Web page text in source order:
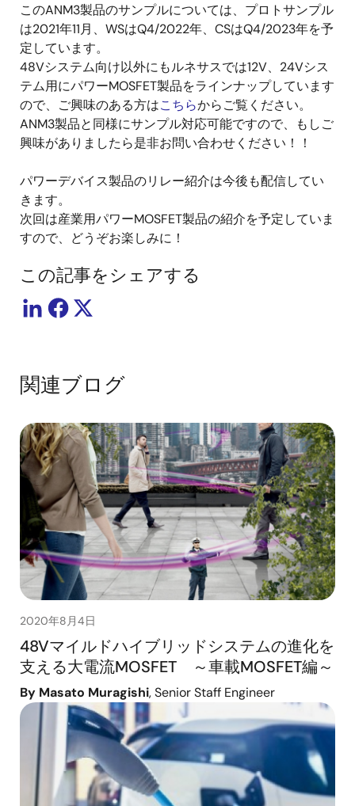
このANM3製品のサンプルについては、プロトサンプル
は2021年11月、WSはQ4/2022年、CSはQ4/2023年を予
定しています。
48Vシステム向け以外にもルネサスでは12V、24Vシス
テム用にパワーMOSFET製品をラインナップしています
ので、ご興味のある方はこちらからご覧ください。
ANM3製品と同様にサンプル対応可能ですので、もしご
興味がありましたら是非お問い合わせください！！
パワーデバイス製品のリレー紹介は今後も配信してい
きます。
次回は産業用パワーMOSFET製品の紹介を予定していま
すので、どうぞお楽しみに！
この記事をシェアする
関連ブログ
2020年8月4日
48Vマイルドハイブリッドシステムの進化を
支える大電流MOSFET ～車載MOSFET編～
By Masato Muragishi, Senior Staff Engineer